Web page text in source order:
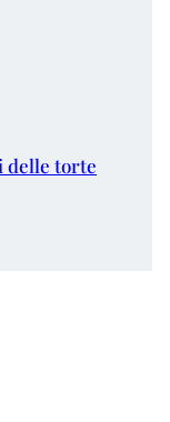
delle torte